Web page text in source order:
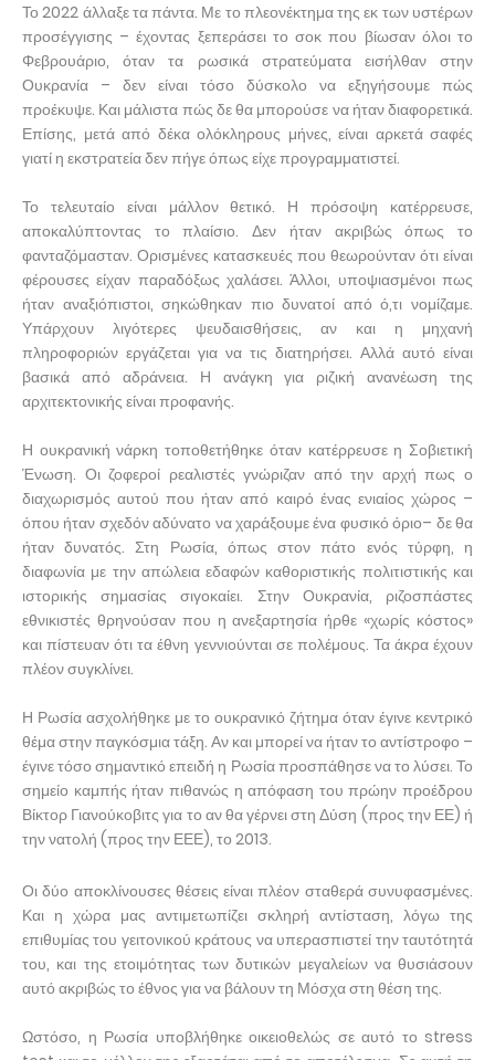
Το 2022 άλλαξε τα πάντα. Με το πλεονέκτημα της εκ των υστέρων
προσέγγισης – έχοντας ξεπεράσει το σοκ που βίωσαν όλοι το
Φεβρουάριο, όταν τα ρωσικά στρατεύματα εισήλθαν στην
Ουκρανία – δεν είναι τόσο δύσκολο να εξηγήσουμε πώς
προέκυψε. Και μάλιστα πώς δε θα μπορούσε να ήταν διαφορετικά.
Επίσης, μετά από δέκα ολόκληρους μήνες, είναι αρκετά σαφές
γιατί η εκστρατεία δεν πήγε όπως είχε προγραμματιστεί.
Το τελευταίο είναι μάλλον θετικό. Η πρόσοψη κατέρρευσε,
αποκαλύπτοντας το πλαίσιο. Δεν ήταν ακριβώς όπως το
φανταζόμασταν. Ορισμένες κατασκευές που θεωρούνταν ότι είναι
φέρουσες είχαν παραδόξως χαλάσει. Άλλοι, υποψιασμένοι πως
ήταν αναξιόπιστοι, σηκώθηκαν πιο δυνατοί από ό,τι νομίζαμε.
Υπάρχουν λιγότερες ψευδαισθήσεις, αν και η μηχανή
πληροφοριών εργάζεται για να τις διατηρήσει. Αλλά αυτό είναι
βασικά από αδράνεια. Η ανάγκη για ριζική ανανέωση της
αρχιτεκτονικής είναι προφανής.
Η ουκρανική νάρκη τοποθετήθηκε όταν κατέρρευσε η Σοβιετική
Ένωση. Οι ζοφεροί ρεαλιστές γνώριζαν από την αρχή πως ο
διαχωρισμός αυτού που ήταν από καιρό ένας ενιαίος χώρος –
όπου ήταν σχεδόν αδύνατο να χαράξουμε ένα φυσικό όριο– δε θα
ήταν δυνατός. Στη Ρωσία, όπως στον πάτο ενός τύρφη, η
διαφωνία με την απώλεια εδαφών καθοριστικής πολιτιστικής και
ιστορικής σημασίας σιγοκαίει. Στην Ουκρανία, ριζοσπάστες
εθνικιστές θρηνούσαν που η ανεξαρτησία ήρθε «χωρίς κόστος»
και πίστευαν ότι τα έθνη γεννιούνται σε πολέμους. Τα άκρα έχουν
πλέον συγκλίνει.
Η Ρωσία ασχολήθηκε με το ουκρανικό ζήτημα όταν έγινε κεντρικό
θέμα στην παγκόσμια τάξη. Αν και μπορεί να ήταν το αντίστροφο –
έγινε τόσο σημαντικό επειδή η Ρωσία προσπάθησε να το λύσει. Το
σημείο καμπής ήταν πιθανώς η απόφαση του πρώην προέδρου
Βίκτορ Γιανούκοβιτς για το αν θα γέρνει στη Δύση (προς την ΕΕ) ή
την νατολή (προς την ΕΕΕ), το 2013.
Οι δύο αποκλίνουσες θέσεις είναι πλέον σταθερά συνυφασμένες.
Και η χώρα μας αντιμετωπίζει σκληρή αντίσταση, λόγω της
επιθυμίας του γειτονικού κράτους να υπερασπιστεί την ταυτότητά
του, και της ετοιμότητας των δυτικών μεγαλείων να θυσιάσουν
αυτό ακριβώς το έθνος για να βάλουν τη Μόσχα στη θέση της.
Ωστόσο, η Ρωσία υποβλήθηκε οικειοθελώς σε αυτό το stress